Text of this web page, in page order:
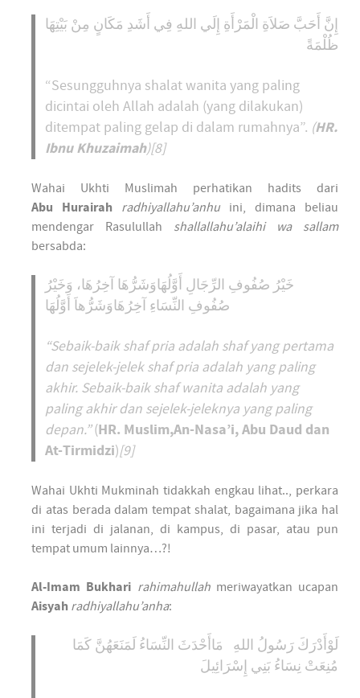
إِنَّ أَحَبَّ صَلاَةِ الْمَرْأَةِ إِلَي اللهِ فِي أَشَدِ مَكَانٍ مِنْ بَيْتِهَا
ظُلْمَةً
“Sesungguhnya shalat wanita yang paling
dicintai oleh Allah adalah (yang dilakukan)
ditempat paling gelap di dalam rumahnya”. (HR.
Ibnu Khuzaimah)[8]
Wahai Ukhti Muslimah perhatikan hadits dari
Abu Hurairah
radhiyallahu’anhuini, dimana beliau
mendengar Rasulullah shallallahu’alaihi wa sallam
bersabda:
خَيْرُ صُفُوفِ الرِّجَالِ أَوَّلُهَاوَشَرُّهَا آخِرُهَا، وَخَيْرُ
صُفُوفِ النِّسَاءِ آخِرُهَاوَشَرُّهاَ أَوَّلُهَا
“Sebaik-baik shaf pria adalah shaf yang pertama
dan sejelek-jelek shaf pria adalah yang paling
akhir. Sebaik-baik shaf wanita adalah yang
paling akhir dan sejelek-jeleknya yang paling
depan.”(HR. Muslim,An-Nasa’i, Abu Daud dan
At-Tirmidzi)[9]
Wahai Ukhti Mukminah tidakkah engkau lihat.., perkara
di atas berada dalam tempat shalat, bagaimana jika hal
ini terjadi di jalanan, di kampus, di pasar, atau pun
tempat umum lainnya…?!
Al-Imam Bukhari rahimahullahmeriwayatkan ucapan
Aisyah radhiyallahu’anha:
لَوْأَدْرَكَ رَسُولُ اللهِ مَاأَحْدَثَ النِّسَاءُ لَمَنَعَهُنَّ كَمَا
مُنِعَتْ نِسَاءُ بَنِي إِسْرَائِيلَ